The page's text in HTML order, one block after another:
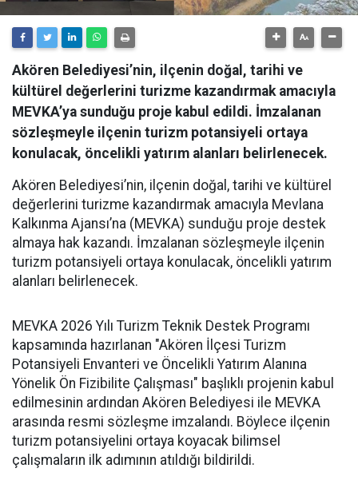
Akören Belediyesi’nin, ilçenin doğal, tarihi ve
kültürel değerlerini turizme kazandırmak amacıyla
MEVKA’ya sunduğu proje kabul edildi. İmzalanan
sözleşmeyle ilçenin turizm potansiyeli ortaya
konulacak, öncelikli yatırım alanları belirlenecek.
Akören Belediyesi’nin, ilçenin doğal, tarihi ve kültürel
değerlerini turizme kazandırmak amacıyla Mevlana
Kalkınma Ajansı’na (MEVKA) sunduğu proje destek
almaya hak kazandı. İmzalanan sözleşmeyle ilçenin
turizm potansiyeli ortaya konulacak, öncelikli yatırım
alanları belirlenecek.
MEVKA 2026 Yılı Turizm Teknik Destek Programı
kapsamında hazırlanan "Akören İlçesi Turizm
Potansiyeli Envanteri ve Öncelikli Yatırım Alanına
Yönelik Ön Fizibilite Çalışması" başlıklı projenin kabul
edilmesinin ardından Akören Belediyesi ile MEVKA
arasında resmi sözleşme imzalandı. Böylece ilçenin
turizm potansiyelini ortaya koyacak bilimsel
çalışmaların ilk adımının atıldığı bildirildi.